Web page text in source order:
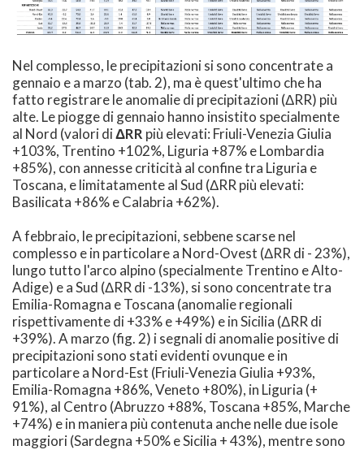
Nel complesso, le precipitazioni si sono concentrate a
gennaio e a marzo (tab. 2), ma è quest'ultimo che ha
fatto registrare le anomalie di precipitazioni (ΔRR) più
alte. Le piogge di gennaio hanno insistito specialmente
al Nord (valori diΔRR più elevati: Friuli-Venezia Giulia
+103%, Trentino +102%, Liguria +87% e Lombardia
+85%), con annesse criticità al confine tra Liguria e
Toscana, e limitatamente al Sud (ΔRR più elevati:
Basilicata +86% e Calabria +62%).
A febbraio, le precipitazioni, sebbene scarse nel
complesso e in particolare a Nord-Ovest (ΔRR di - 23%),
lungo tutto l'arco alpino (specialmente Trentino e Alto-
Adige) e a Sud (ΔRR di -13%), si sono concentrate tra
Emilia-Romagna e Toscana (anomalie regionali
rispettivamente di +33% e +49%) e in Sicilia (ΔRR di
+39%). A marzo (fig. 2) i segnali di anomalie positive di
precipitazioni sono stati evidenti ovunque e in
particolare a Nord-Est (Friuli-Venezia Giulia +93%,
Emilia-Romagna +86%, Veneto +80%), in Liguria (+
91%), al Centro (Abruzzo +88%, Toscana +85%, Marche
+74%) e in maniera più contenuta anche nelle due isole
maggiori (Sardegna +50% e Sicilia + 43%), mentre sono